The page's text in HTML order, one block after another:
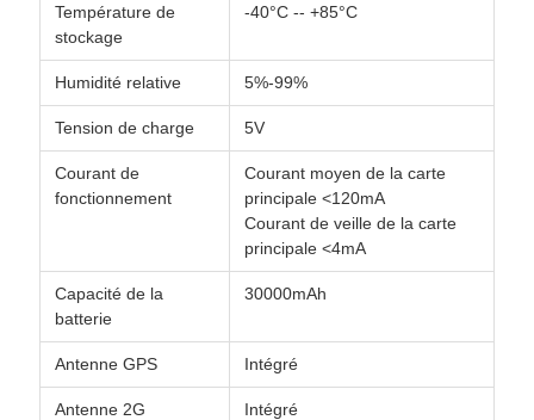
Température de
stockage
-40°C -- +85°C
Humidité relative 5%-99%
Tension de charge 5V
Courant de
fonctionnement
Courant moyen de la carte
principale <120mA
Courant de veille de la carte
principale <4mA
Capacité de la
batterie
30000mAh
Antenne GPS Intégré
Antenne 2G Intégré